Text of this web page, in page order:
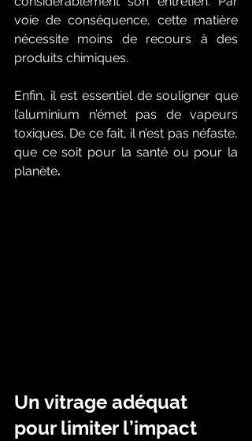
voie de conséquence, cette matière
nécessite moins de recours à des
produits chimiques.
Enfin, il est essentiel de souligner que
l’aluminium n’émet pas de vapeurs
toxiques. De ce fait, il n’est pas néfaste,
que ce soit pour la santé ou pour la
planète.
Un vitrage adéquat
pour limiter l’impact